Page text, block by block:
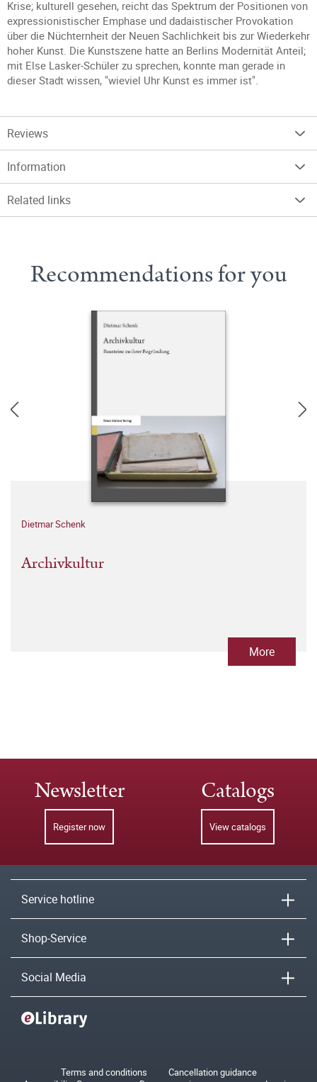
Krise; kulturell gesehen, reicht das Spektrum der Positionen von
expressionistischer Emphase und dadaistischer Provokation
über die Nüchternheit der Neuen Sachlichkeit bis zur Wiederkehr
hoher Kunst. Die Kunstszene hatte an Berlins Modernität Anteil;
mit Else Lasker-Schüler zu sprechen, konnte man gerade in
dieser Stadt wissen, "wieviel Uhr Kunst es immer ist".
Reviews
Information
Related links
Recommendations for you
Dietmar Schenk
Archivkultur
More
Newsletter
Register now
Catalogs
View catalogs
Service hotline
Shop-Service
Social Media
Terms and conditions
Cancellation guidance